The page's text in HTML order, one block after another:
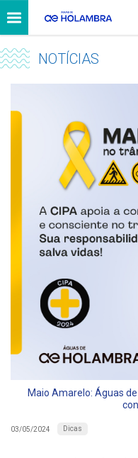
NOTÍCIAS
Maio Amarelo: Águas
03/05/2024 Dicas